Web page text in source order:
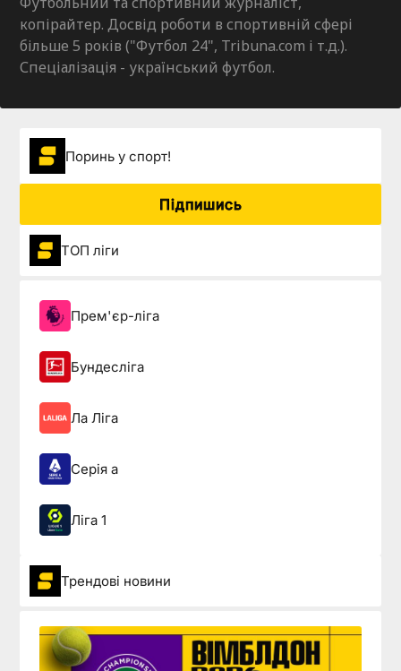
копірайтер. Досвід роботи в спортивній сфері
більше 5 років ("Футбол 24", Tribuna.com і т.д.).
Спеціалізація - український футбол.
Поринь у спорт!
Підпишись
ТОП ліги
Прем'єр-ліга
Бундесліга
Ла Ліга
Серія а
Ліга 1
Трендові новини